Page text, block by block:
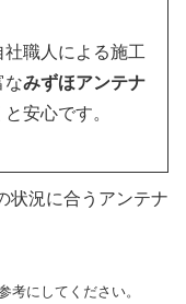
職人による施工
なみずほアンテナ
安心です。
状況に合うアンテナ
考にしてください。